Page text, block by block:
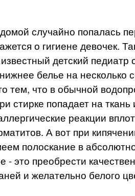
случайно попалась
о гигиене девочек.
детский педиатр
белье на несколько
тем, что в обычной
стирке попадает на ткань
реакции
А вот при
полоскание в
- это преобрести
и желательно белого